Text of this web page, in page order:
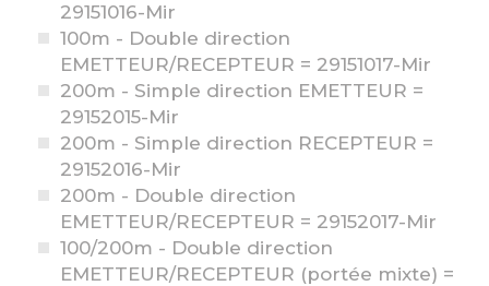
29151016-Mir
100m - Double direction
EMETTEUR/RECEPTEUR = 29151017-Mir
200m - Simple direction EMETTEUR =
29152015-Mir
200m - Simple direction RECEPTEUR =
29152016-Mir
200m - Double direction
EMETTEUR/RECEPTEUR = 29152017-Mir
100/200m - Double direction
EMETTEUR/RECEPTEUR (portée mixte) =